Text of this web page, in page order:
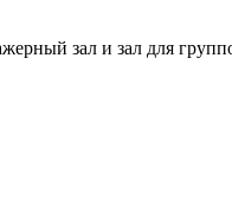
зал и зал для